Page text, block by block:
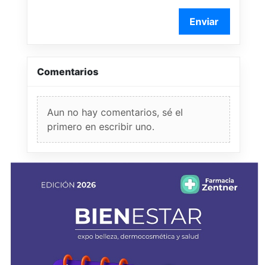
Enviar
Comentarios
Aun no hay comentarios, sé el
primero en escribir uno.